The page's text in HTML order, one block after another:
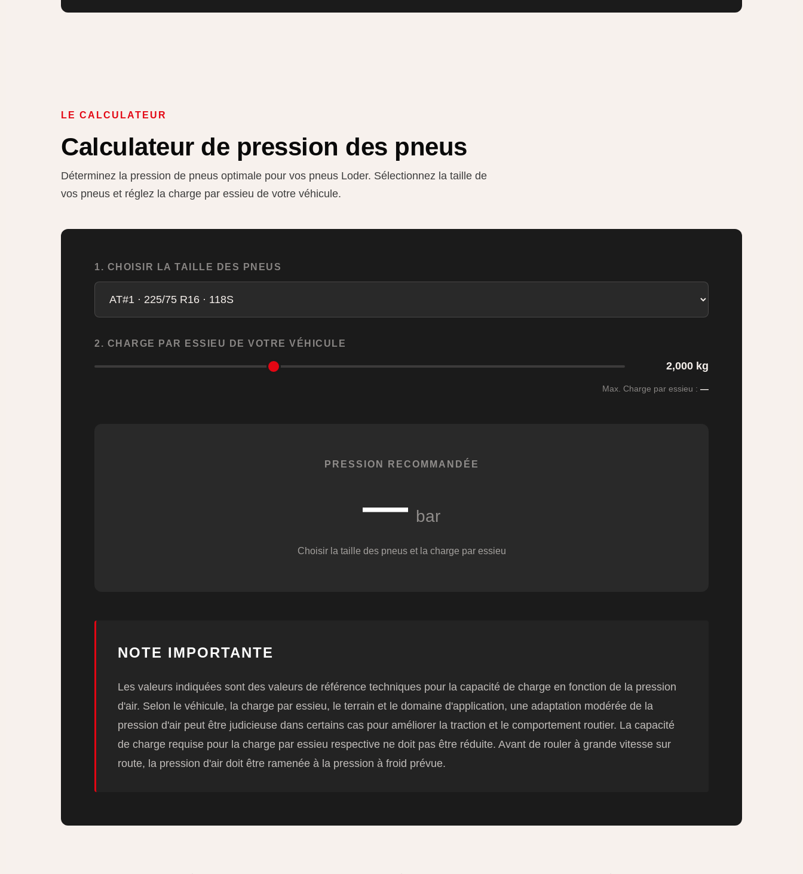
LE CALCULATEUR
Calculateur de pression des pneus
Déterminez la pression de pneus optimale pour vos pneus Loder. Sélectionnez la taille de
vos pneus et réglez la charge par essieu de votre véhicule.
1. CHOISIR LA TAILLE DES PNEUS
2. CHARGE PAR ESSIEU DE VOTRE VÉHICULE
2,000 kg
Max. Charge par essieu : —
PRESSION RECOMMANDÉE
— bar
Choisir la taille des pneus et la charge par essieu
NOTE IMPORTANTE
Les valeurs indiquées sont des valeurs de référence techniques pour la capacité de charge en fonction de la pression
d'air. Selon le véhicule, la charge par essieu, le terrain et le domaine d'application, une adaptation modérée de la
pression d'air peut être judicieuse dans certains cas pour améliorer la traction et le comportement routier. La capacité
de charge requise pour la charge par essieu respective ne doit pas être réduite. Avant de rouler à grande vitesse sur
route, la pression d'air doit être ramenée à la pression à froid prévue.